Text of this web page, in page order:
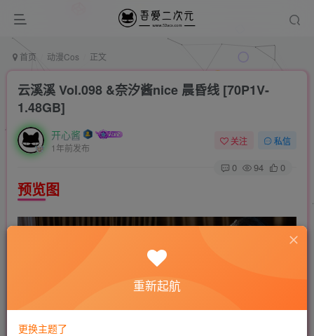
首页 动漫Cos 正文
云溪溪 Vol.098 &奈汐酱nice 晨昏线 [70P1V-
1.48GB]
开心酱
1年前发布
关注 私信
0 94 0
预览图
重新起航
更换主题了